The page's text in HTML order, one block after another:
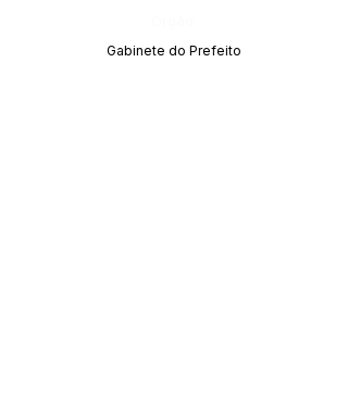
Gabinete do Prefeito